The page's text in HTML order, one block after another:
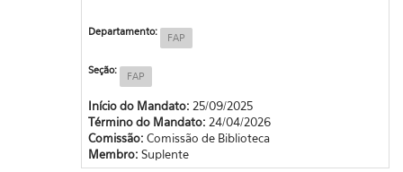
Departamento: FAP
Seção: FAP
Início do Mandato: 25/09/2025
Término do Mandato: 24/04/2026
Comissão: Comissão de Biblioteca
Membro: Suplente